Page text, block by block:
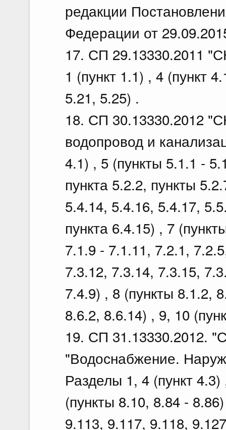
редакции
Федерации от
17. СП 29.13330.2011
1 (пункт 1.1) , 4 (пункт
5.21, 5.25) .
18. СП 30.13330.2012
водопровод и
4.1) , 5 (пункты 5.1.1 -
пункта 5.2.2, пункты
5.4.14, 5.4.16, 5.4.17,
пункта 6.4.15) , 7
7.1.9 - 7.1.11, 7.2.1,
7.3.12, 7.3.14, 7.3.15,
7.4.9) , 8 (пункты 8.1.2,
8.6.2, 8.6.14) , 9, 10
19. СП 31.13330.2012.
"Водоснабжение.
Разделы 1, 4 (пункт 4.3)
(пункты 8.10, 8.84 -
9.113, 9.117, 9.118,